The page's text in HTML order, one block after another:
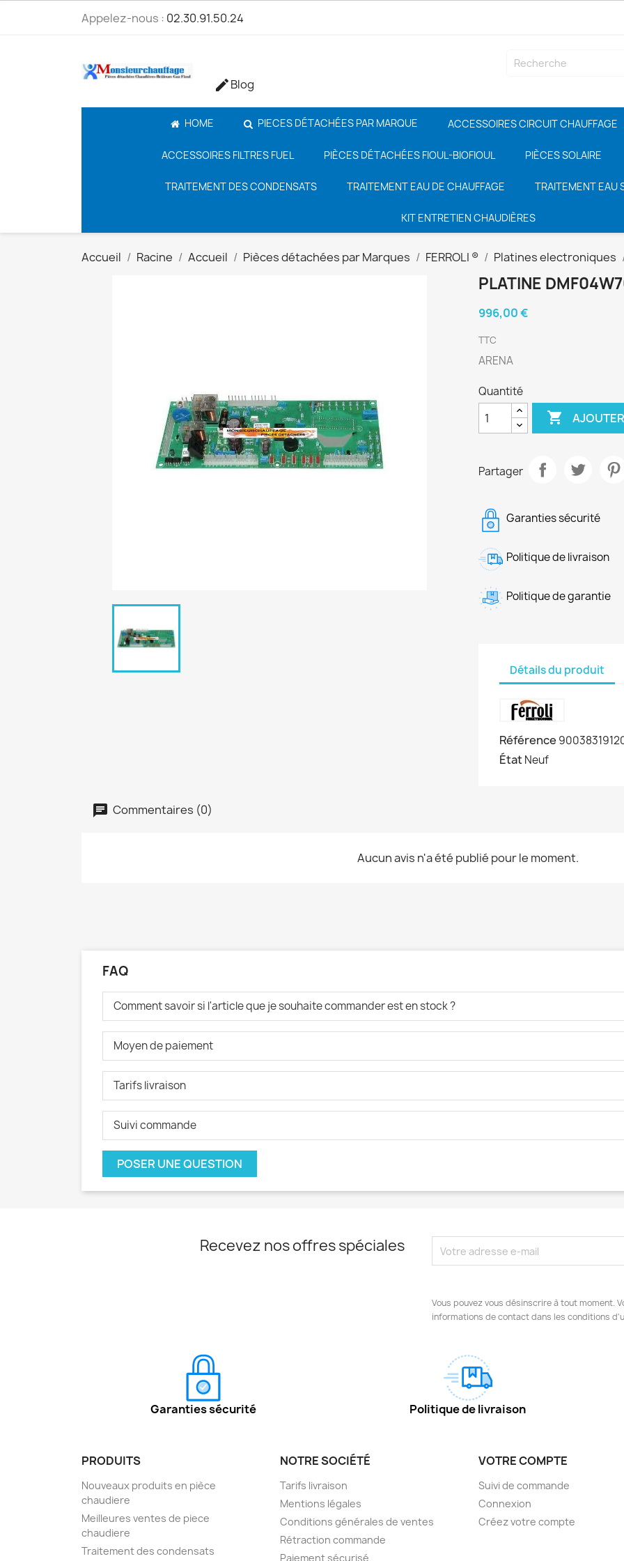
Appelez-nous : 02.30.91.50.24
Blog
HOME PIECES DÉTACHÉES PAR MARQUE ACCESSOIRES CIRCUIT CHAUFFAGE
ACCESSOIRES FILTRES FUEL PIÈCES DÉTACHÉES FIOUL-BIOFIOUL PIÈCES SOLAIRE
TRAITEMENT DES CONDENSATS TRAITEMENT EAU DE CHAUFFAGE TRAITEMENT EAU
KIT ENTRETIEN CHAUDIÈRES
Accueil Racine Accueil Pièces détachées par Marques FERROLI ® Platines electroniques
PLATINE
996,00 €
TTC
ARENA
Quantité

Partager
Garanties sécurité
Politique de livraison
Politique de garantie
Détails du produit
Référence
ÉtatNeuf
Commentaires (0)
Aucun avis n'a été publié pour le moment.
FAQ
Comment savoir si l'article que je souhaite commander est en stock ?
Moyen de paiement
Tarifs livraison
Suivi commande
POSER UNE QUESTION
Recevez nos offres spéciales
Vous pouvez vous désinscrire à tout moment.
informations de contact dans les conditions
Garanties sécurité Politique de livraison
PRODUITS
Nouveaux produits en pièce
chaudiere
Meilleures ventes de piece
chaudiere
Traitement des condensats
NOTRE SOCIÉTÉ
Tarifs livraison
Mentions légales
Conditions générales de ventes
Rétraction commande
Paiement sécurisé
VOTRE COMPTE
Suivi de commande
Connexion
Créez votre compte